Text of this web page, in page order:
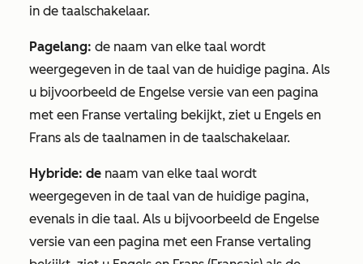
in de taalschakelaar.
Pagelang: de naam van elke taal wordt
weergegeven in de taal van de huidige pagina. Als
u bijvoorbeeld de Engelse versie van een pagina
met een Franse vertaling bekijkt, ziet u Engels en
Frans als de taalnamen in de taalschakelaar.
Hybride: de naam van elke taal wordt
weergegeven in de taal van de huidige pagina,
evenals in die taal. Als u bijvoorbeeld de Engelse
versie van een pagina met een Franse vertaling